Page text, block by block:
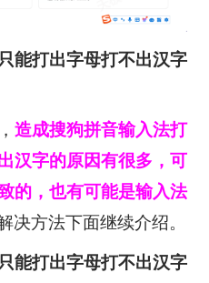
能打出字母打不出汉字
造成搜狗拼音输入法打
汉字的原因有很多，可
的，也有可能是输入法
决方法下面继续介绍。
能打出字母打不出汉字